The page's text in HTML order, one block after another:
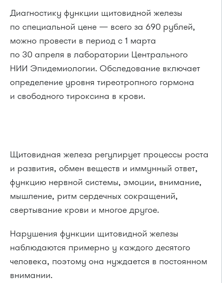
Диагностику функции щитовидной железы
по специальной цене — всего за 690 рублей,
можно провести в период с 1 марта
по 30 апреля в лаборатории Центрального
НИИ Эпидемиологии. Обследование включает
определение уровня тиреотропного гормона
и свободного тироксина в крови.
Щитовидная железа регулирует процессы роста
и развития, обмен веществ и иммунный ответ,
функцию нервной системы, эмоции, внимание,
мышление, ритм сердечных сокращений,
свертывание крови и многое другое.
Нарушения функции щитовидной железы
наблюдаются примерно у каждого десятого
человека, поэтому она нуждается в постоянном
внимании.